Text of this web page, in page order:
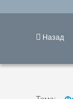
Назад